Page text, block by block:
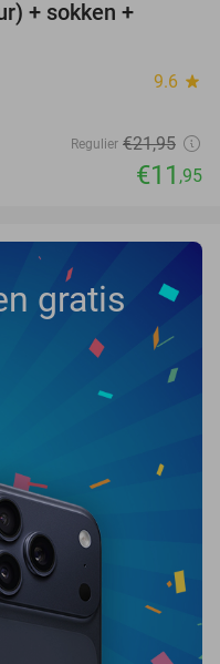
+ sokken +
9.6 star
Regulier €21,95
€11 ,95
gratis